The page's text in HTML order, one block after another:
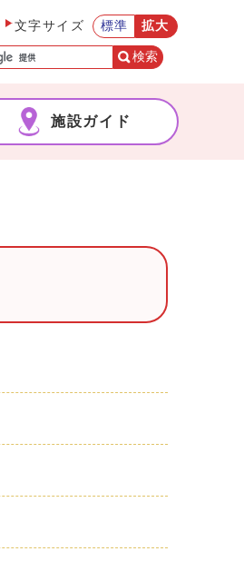
文字サイズ 標準 拡大
検索
施設ガイド